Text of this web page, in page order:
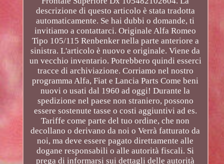
descrizione di questo articolo è stata tradotta
automaticamente. Se hai dubbi o domande, ti
invitiamo a contattarci. Originale Alfa Romeo
Tipo 105/115 Renbenker nella parte anteriore a
sinistra. L'articolo è nuovo e originale. Viene da
un vecchio inventario. Potrebbero quindi esserci
tracce di archiviazione. Corriamo nel nostro
programma Alfa, Fiat e Lancia Parts Come beni
nuovi o usati dal 1960 ad oggi! Durante la
spedizione nel paese non straniero, possono
essere sostenute tasse o costi aggiuntivi ad es.
Tariffe come parte del tuo ordine, che non
decollano o derivano da noi o Verrà fatturato da
noi, ma deve essere pagato direttamente alle
dogane responsabili o alle autorità fiscali. Si
prega di informarsi sui dettagli delle autorità